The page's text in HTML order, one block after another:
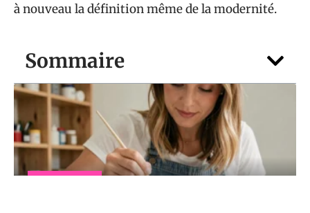
Sommaire
SACS & BIJOUX
à nouveau la définition même de la modernité.